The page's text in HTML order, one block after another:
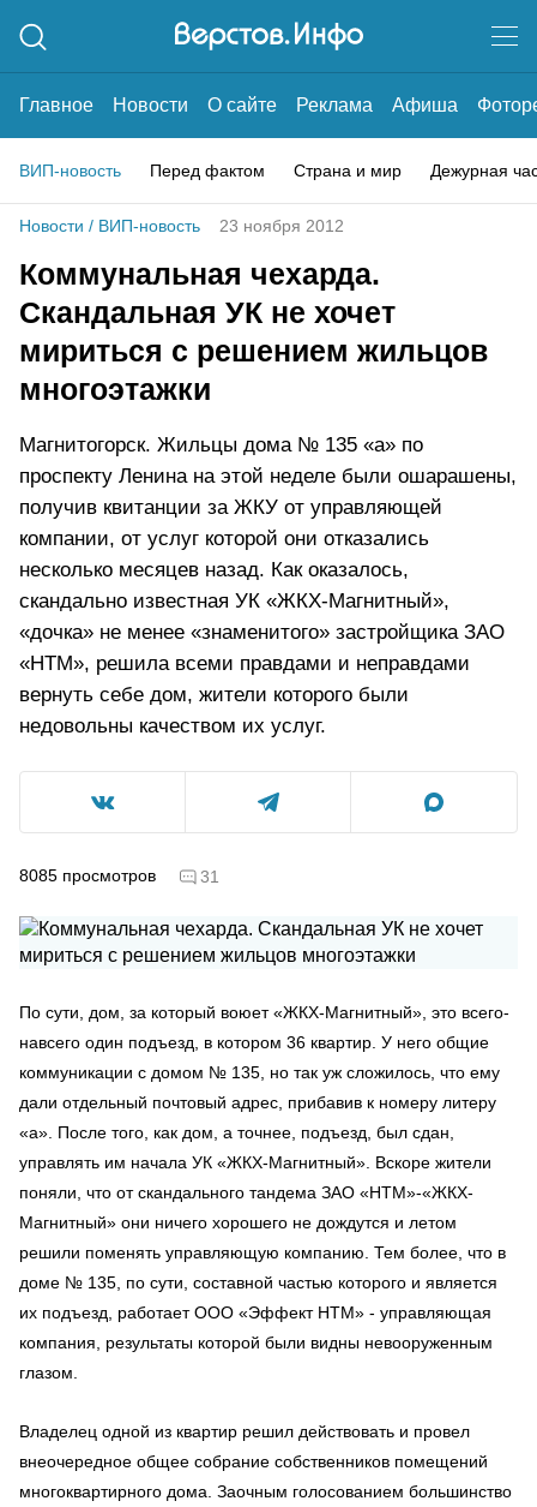
Главное Новости О сайте Реклама Афиша
ВИП-новость Перед фактом Страна и мир Дежурная
Новости / ВИП-новость 23 ноября 2012
Коммунальная чехарда.
Скандальная УК не хочет
мириться с решением жильцов
многоэтажки
Магнитогорск. Жильцы дома № 135 «а» по
проспекту Ленина на этой неделе были ошарашены,
получив квитанции за ЖКУ от управляющей
компании, от услуг которой они отказались
несколько месяцев назад. Как оказалось,
скандально известная УК «ЖКХ-Магнитный»,
«дочка» не менее «знаменитого» застройщика ЗАО
«НТМ», решила всеми правдами и неправдами
вернуть себе дом, жители которого были
недовольны качеством их услуг.
8085 просмотров 31
По сути, дом, за который воюет «ЖКХ-Магнитный», это всего-
навсего один подъезд, в котором 36 квартир. У него общие
коммуникации с домом № 135, но так уж сложилось, что ему
дали отдельный почтовый адрес, прибавив к номеру литеру
«а». После того, как дом, а точнее, подъезд, был сдан,
управлять им начала УК «ЖКХ-Магнитный». Вскоре жители
поняли, что от скандального тандема ЗАО «НТМ»-«ЖКХ-
Магнитный» они ничего хорошего не дождутся и летом
решили поменять управляющую компанию. Тем более, что в
доме № 135, по сути, составной частью которого и является
их подъезд, работает ООО «Эффект НТМ» - управляющая
компания, результаты которой были видны невооруженным
глазом.
Владелец одной из квартир решил действовать и провел
внеочередное общее собрание собственников помещений
многоквартирного дома. Заочным голосованием большинство